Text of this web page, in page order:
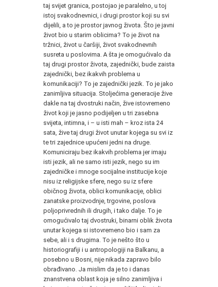
taj svijet granica, postojao je paralelno, u toj
istoj svakodnevnici, i drugi prostor koji su svi
dijelili, a to je prostor javnog života. Što je javni
život bio u starim oblicima? To je život na
tržnici, život u čaršiji, život svakodnevnih
susreta u poslovima. A šta je omogućivalo da
taj drugi prostor života, zajednički, bude zaista
zajednički, bez ikakvih problema u
komunikaciji? To je zajednički jezik. To je jako
zanimljiva situacija. Stoljećima generacije žive
dakle na taj dvostruki način, žive istovremeno
život koji je jasno podijeljen u tri zasebna
svijeta, intimna, i – u isti mah – kroz ista 24
sata, žive taj drugi život unutar kojega su svi iz
te tri zajednice upućeni jedni na druge.
Komuniciraju bez ikakvih problema jer imaju
isti jezik, ali ne samo isti jezik, nego su im
zajedničke i mnoge socijalne institucije koje
nisu iz religijske sfere, nego su iz sfere
običnog života, oblici komunikacije, oblici
zanatske proizvodnje, trgovine, poslova
poljoprivrednih ili drugih, i tako dalje. To je
omogućivalo taj dvostruki, binarni oblik života
unutar kojega si istovremeno bio i sam za
sebe, ali i s drugima. To je nešto što u
historiografiji i u antropologiji na Balkanu, a
posebno u Bosni, nije nikada zapravo bilo
obrađivano. Ja mislim da je to i danas
znanstvena oblast koja je silno zanimljiva i